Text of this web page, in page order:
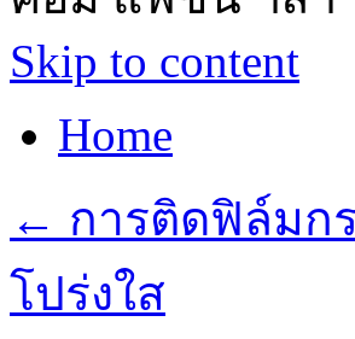
Skip to content
Home
← การติดฟิล์มก
โปร่งใส